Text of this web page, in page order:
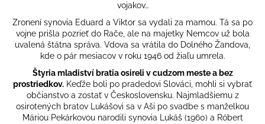
vojakov…
Zronení synovia Eduard a Viktor sa vydali za mamou. Tá sa po
vojne prišla pozrieť do Rače, ale na majetky Nemcov už bola
uvalená štátna správa. Vdova sa vrátila do Dolného Žandova,
kde o pár mesiacov v roku 1946 od žiaľu umrela.
Štyria mladiství bratia osireli v cudzom meste a bez
prostriedkov. Keďže boli po pradedovi Slováci, mohli si vybrať
občianstvo a zostať v Československu. Najmladšiemu z
osirotených bratov Lukášovi sa v Aši po svadbe s manželkou
Máriou Pekárkovou narodili synovia Lukáš (1960) a Róbert